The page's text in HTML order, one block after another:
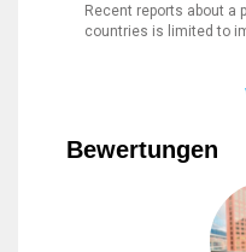
Recent reports about a
countries is limited to
Bewertungen